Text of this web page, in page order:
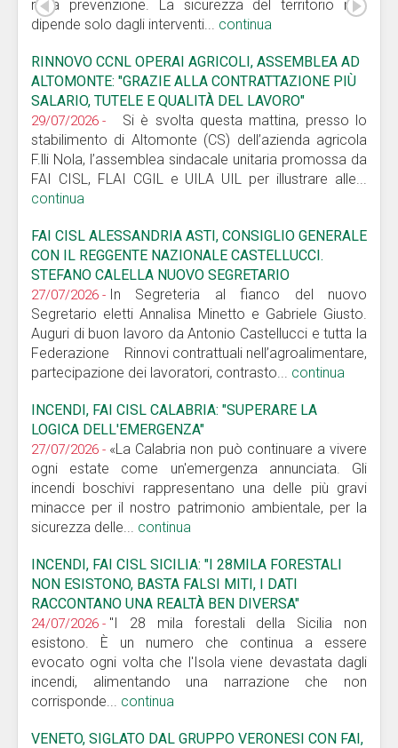
nella prevenzione. La sicurezza del territorio non
dipende solo dagli interventi... continua
RINNOVO CCNL OPERAI AGRICOLI, ASSEMBLEA AD
ALTOMONTE: "GRAZIE ALLA CONTRATTAZIONE PIÙ
SALARIO, TUTELE E QUALITÀ DEL LAVORO"
29/07/2026 -
Si è svolta questa mattina, presso lo
stabilimento di Altomonte (CS) dell’azienda agricola
F.lli Nola, l’assemblea sindacale unitaria promossa da
FAI CISL, FLAI CGIL e UILA UIL per illustrare alle...
continua
FAI CISL ALESSANDRIA ASTI, CONSIGLIO GENERALE
CON IL REGGENTE NAZIONALE CASTELLUCCI.
STEFANO CALELLA NUOVO SEGRETARIO
27/07/2026 - In Segreteria al fianco del nuovo
Segretario eletti Annalisa Minetto e Gabriele Giusto.
Auguri di buon lavoro da Antonio Castellucci e tutta la
Federazione Rinnovi contrattuali nell’agroalimentare,
partecipazione dei lavoratori, contrasto... continua
INCENDI, FAI CISL CALABRIA: "SUPERARE LA
LOGICA DELL'EMERGENZA"
27/07/2026 - «La Calabria non può continuare a vivere
ogni estate come un'emergenza annunciata. Gli
incendi boschivi rappresentano una delle più gravi
minacce per il nostro patrimonio ambientale, per la
sicurezza delle... continua
INCENDI, FAI CISL SICILIA: "I 28MILA FORESTALI
NON ESISTONO, BASTA FALSI MITI, I DATI
RACCONTANO UNA REALTÀ BEN DIVERSA"
24/07/2026 - "I 28 mila forestali della Sicilia non
esistono. È un numero che continua a essere
evocato ogni volta che l'Isola viene devastata dagli
incendi, alimentando una narrazione che non
corrisponde... continua
VENETO, SIGLATO DAL GRUPPO VERONESI CON FAI,